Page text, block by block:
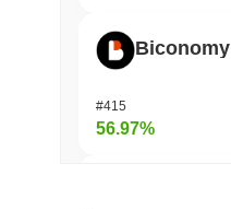
Biconomy
#415
56.97%